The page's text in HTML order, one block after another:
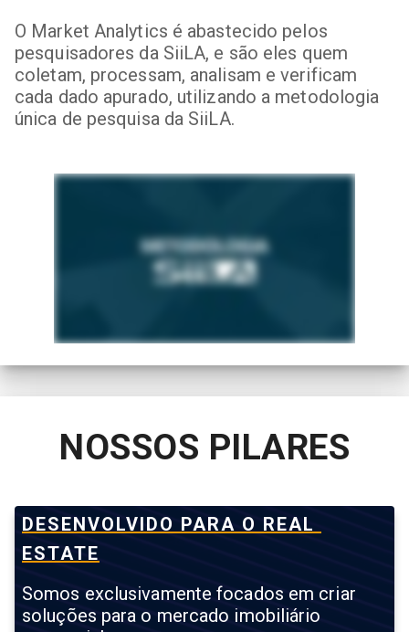
O Market Analytics é abastecido pelos
pesquisadores da SiiLA, e são eles quem
coletam, processam, analisam e verificam
cada dado apurado, utilizando a metodologia
única de pesquisa da SiiLA.
NOSSOS PILARES
DESENVOLVIDO PARA O REAL
ESTATE
Somos exclusivamente focados em criar
soluções para o mercado imobiliário